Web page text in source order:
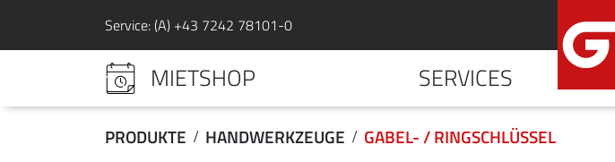
Service: (A) +43 7242 78101-0
MIETSHOP SERVICES
PRODUKTE HANDWERKZEUGE GABEL- / RINGSCHLÜSSEL